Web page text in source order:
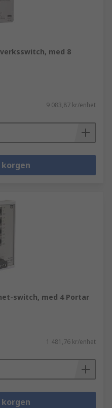
med 8
9 083,87 kr/enhet
switch, med 4 Portar
1 481,76 kr/enhet